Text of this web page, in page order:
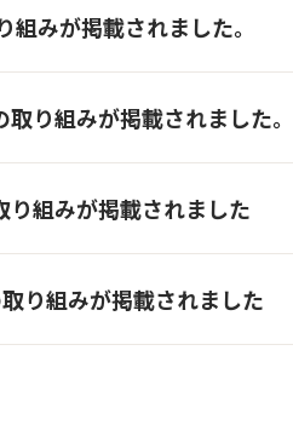
みが掲載されました。
り組みが掲載されました。
組みが掲載されました
り組みが掲載されました